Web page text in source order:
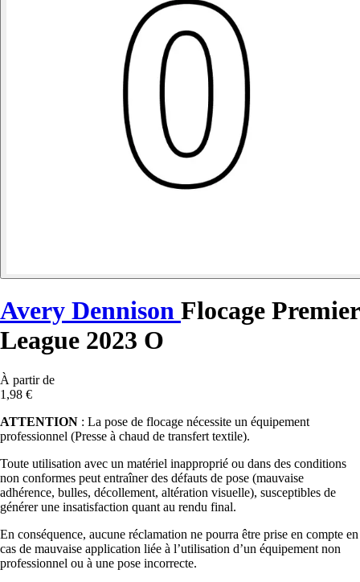
Avery Dennison Flocage Premier
League 2023 O
À partir de
1,98 €
ATTENTION : La pose de flocage nécessite un équipement
professionnel (Presse à chaud de transfert textile).
Toute utilisation avec un matériel inapproprié ou dans des conditions
non conformes peut entraîner des défauts de pose (mauvaise
adhérence, bulles, décollement, altération visuelle), susceptibles de
générer une insatisfaction quant au rendu final.
En conséquence, aucune réclamation ne pourra être prise en compte en
cas de mauvaise application liée à l’utilisation d’un équipement non
professionnel ou à une pose incorrecte.